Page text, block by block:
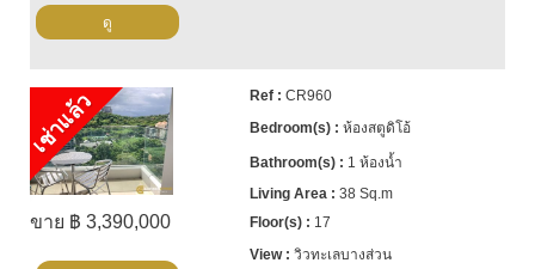
ดู
เช่าแล้ว
ขาย ฿ 3,390,000
CR960
ห้องสตูดิโอ้
1 ห้องน้ำ
38 Sq.m
17
วิวทะเลบางส่วน